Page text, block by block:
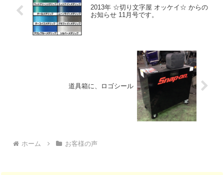
2013年 ☆切り文字屋 オッケイ☆ からの
お知らせ 11月号です。
道具箱に、ロゴシール
ホーム お客様の声